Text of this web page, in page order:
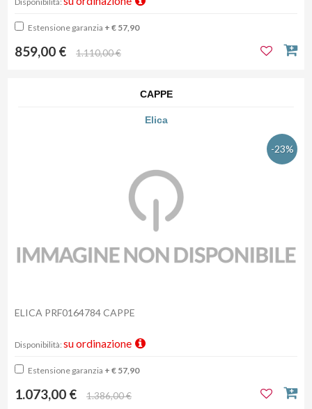
Estensione garanzia + € 57,90
859,00 € 1.110,00 €
CAPPE
Elica
-23%
ELICA PRF0164784 CAPPE
Disponibilità: su ordinazione
Estensione garanzia + € 57,90
1.073,00 € 1.386,00 €